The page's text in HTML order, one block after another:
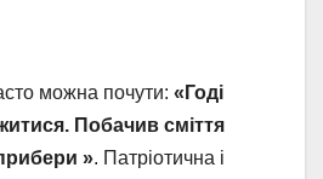
можна почути: «Годі
Побачив сміття
». Патріотична і